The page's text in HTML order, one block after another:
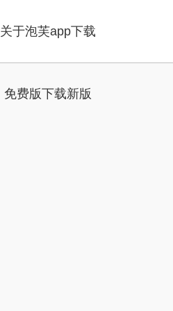
关于泡芙app下载
免费版下载新版